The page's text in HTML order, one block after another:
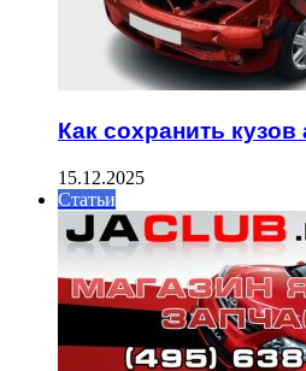
Как сохранить
15.12.2025
Статьи